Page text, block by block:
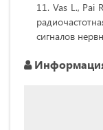
Vas L., Pai
сигналов